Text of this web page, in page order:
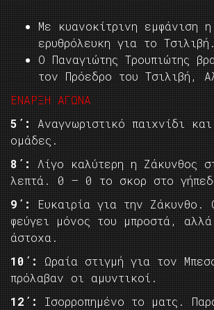
Με κυανοκίτρινη εμφάνιση
ερυθρόλευκη για το Τσιλιβή.
Ο Παναγιώτης Τρουπιώτης
τον Πρόεδρο του Τσιλιβή,
ΕΝΑΡΞΗ ΑΓΩΝΑ
5΄:
Αναγνωριστικό παιχνίδι
ομάδες.
8΄: Λίγο καλύτερη η Ζάκυνθος
λεπτά. 0 – 0 το σκορ στο
9΄:
Ευκαιρία για την Ζάκυνθο.
φεύγει μόνος του μπροστά, αλλά
άστοχα.
10΄:
Ωραία στιγμή για τον
πρόλαβαν οι αμυντικοί.
12΄:
Ισορροπημένο το ματς.